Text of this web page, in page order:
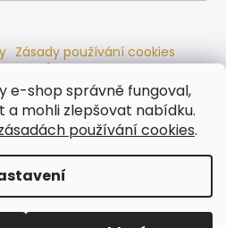
e-shop správně fungoval,
a mohli zlepšovat nabídku.
používání cookies.
Zásady používání cookies
údajů Dřevěné sauny
Reklamační řád Kontakty
sudy
Radiátory
. Všechna práva vyhrazena.